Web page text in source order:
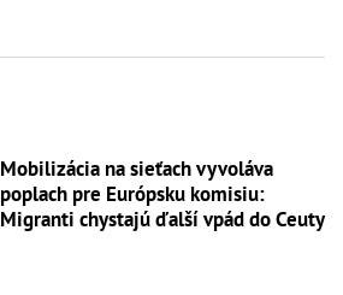
Mobilizácia na sieťach vyvoláva
poplach pre Európsku komisiu:
Migranti chystajú ďalší vpád do Ceuty